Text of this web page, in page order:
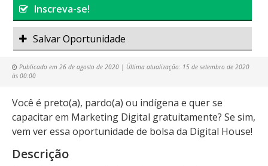
Inscreva-se!
Salvar Oportunidade
Publicado em 26 de agosto de 2020 | Última atualização: 15 de setembro de 2020
às 00:00
Você é preto(a), pardo(a) ou indígena e quer se
capacitar em Marketing Digital gratuitamente? Se sim,
vem ver essa oportunidade de bolsa da Digital House!
Descrição